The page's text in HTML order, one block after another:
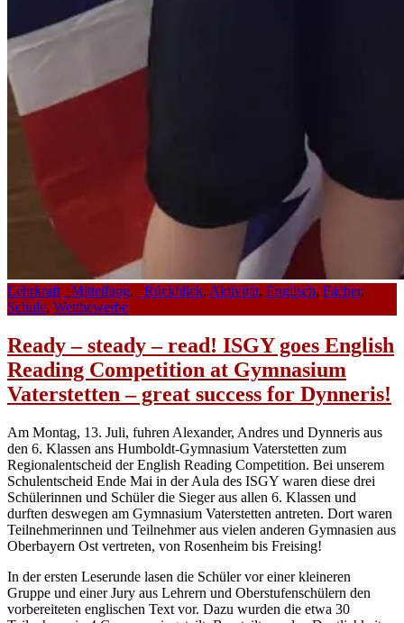
Lehrkraft _Mitteilung, _Rückblick, Aktivität, Englisch, Fächer,
Schule, Wettbewerbe
Ready – steady – read! ISGY goes English
Reading Competition at Gymnasium
Vaterstetten – great success for Dynneris!
Am Montag, 13. Juli, fuhren Alexander, Andres und Dynneris aus
den 6. Klassen ans Humboldt-Gymnasium Vaterstetten zum
Regionalentscheid der English Reading Competition. Bei unserem
Schulentscheid Ende Mai in der Aula des ISGY waren diese drei
Schülerinnen und Schüler die Sieger aus allen 6. Klassen und
durften deswegen am Gymnasium Vaterstetten antreten. Dort waren
Teilnehmerinnen und Teilnehmer aus vielen anderen Gymnasien aus
Oberbayern Ost vertreten, von Rosenheim bis Freising!
In der ersten Leserunde lasen die Schüler vor einer kleineren
Gruppe und einer Jury aus Lehrern und Oberstufenschülern den
vorbereiteten englischen Text vor. Dazu wurden die etwa 30